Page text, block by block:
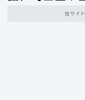
当サイ